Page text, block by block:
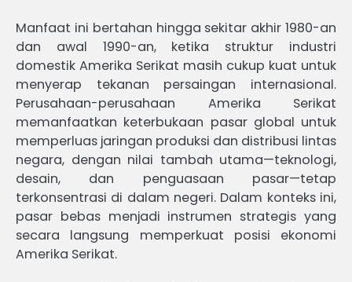
Manfaat ini bertahan hingga sekitar akhir 1980-an
dan awal 1990-an, ketika struktur industri
domestik Amerika Serikat masih cukup kuat untuk
menyerap tekanan persaingan internasional.
Perusahaan-perusahaan Amerika Serikat
memanfaatkan keterbukaan pasar global untuk
memperluas jaringan produksi dan distribusi lintas
negara, dengan nilai tambah utama—teknologi,
desain, dan penguasaan pasar—tetap
terkonsentrasi di dalam negeri. Dalam konteks ini,
pasar bebas menjadi instrumen strategis yang
secara langsung memperkuat posisi ekonomi
Amerika Serikat.